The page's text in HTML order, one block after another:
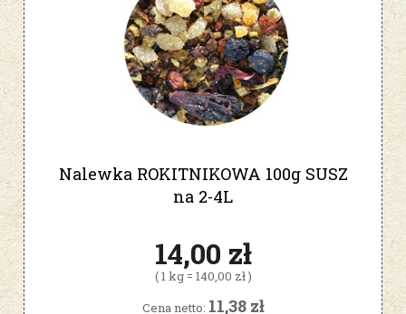
Nalewka ROKITNIKOWA 100g SUSZ
na 2-4L
14,00 zł
( 1 kg = 140,00 zł )
Cena netto: 11,38 zł